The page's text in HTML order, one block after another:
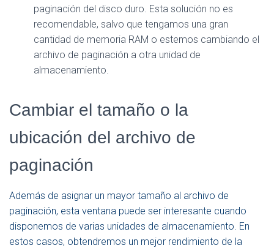
paginación del disco duro. Esta solución no es
recomendable, salvo que tengamos una gran
cantidad de memoria RAM o estemos cambiando el
archivo de paginación a otra unidad de
almacenamiento.
Cambiar el tamaño o la
ubicación del archivo de
paginación
Además de asignar un mayor tamaño al archivo de
paginación, esta ventana puede ser interesante cuando
disponemos de varias unidades de almacenamiento. En
estos casos, obtendremos un mejor rendimiento de la